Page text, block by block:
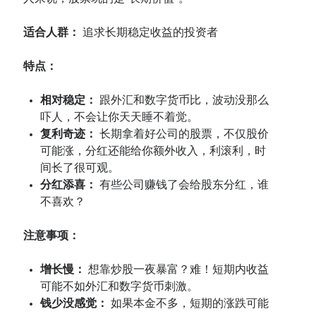
适合人群： 追求长期稳定收益的投资者
特点：
相对稳定：
跟外汇和数字货币比，波动没那么
吓人，不会让你天天睡不着觉。
复利奇迹：
长期拿着好公司的股票，不仅股价
可能涨，分红还能给你额外收入，利滚利，时
间长了很可观。
分红添喜：
有些公司赚钱了会给股东分红，谁
不喜欢？
注意事项：
增长慢：
想靠炒股一夜暴富？难！短期内收益
可能不如外汇和数字货币刺激。
钱少没感觉：
如果本金不多，短期的涨跌可能